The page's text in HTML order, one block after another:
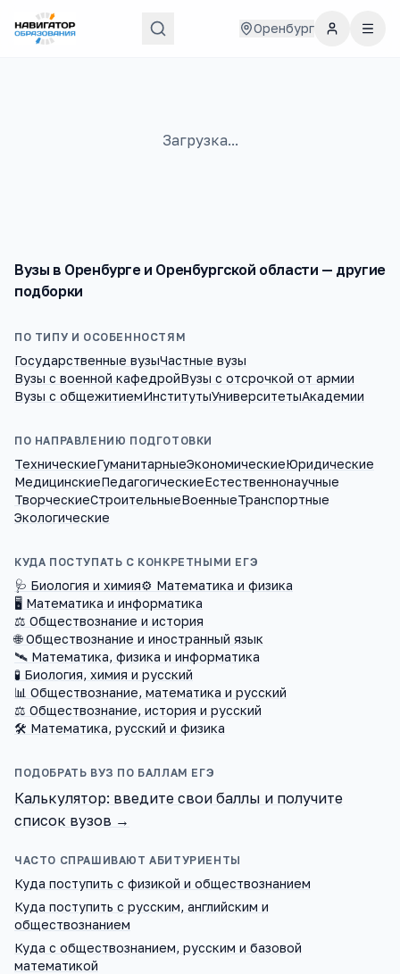
Оренбург
Загрузка...
Вузы в Оренбурге и Оренбургской области — другие
подборки
ПО ТИПУ И ОСОБЕННОСТЯМ
Государственные вузыЧастные вузы
Вузы с военной кафедройВузы с отсрочкой от армии
Вузы с общежитиемИнститутыУниверситетыАкадемии
ПО НАПРАВЛЕНИЮ ПОДГОТОВКИ
ТехническиеГуманитарныеЭкономическиеЮридические
МедицинскиеПедагогическиеЕстественнонаучные
ТворческиеСтроительныеВоенныеТранспортные
Экологические
КУДА ПОСТУПАТЬ С КОНКРЕТНЫМИ ЕГЭ
🩺 Биология и химия⚙️ Математика и физика
🖥️ Математика и информатика
⚖️ Обществознание и история
🌐 Обществознание и иностранный язык
🛰️ Математика, физика и информатика
🧪 Биология, химия и русский
📊 Обществознание, математика и русский
⚖️ Обществознание, история и русский
🛠️ Математика, русский и физика
ПОДОБРАТЬ ВУЗ ПО БАЛЛАМ ЕГЭ
Калькулятор: введите свои баллы и получите
список вузов →
ЧАСТО СПРАШИВАЮТ АБИТУРИЕНТЫ
Куда поступить с физикой и обществознанием
Куда поступить с русским, английским и
обществознанием
Куда с обществознанием, русским и базовой
математикой